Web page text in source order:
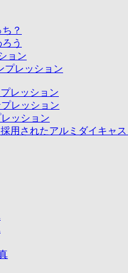
？
う
ョン
プレッション
レッション
レッション
ッション
用されたアルミダイキャ